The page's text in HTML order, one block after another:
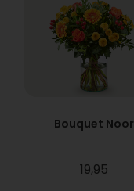
Bouquet Noor
19,95